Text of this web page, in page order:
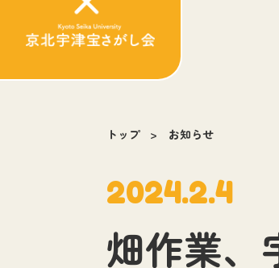
トップ お知らせ
2024.2.4
畑作業、